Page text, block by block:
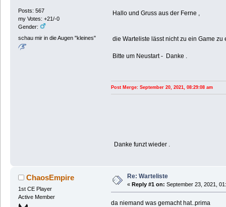
Posts: 567
my Votes: +21/-0
Gender:
schau mir in die Augen "kleines"
Hallo und Gruss aus der Ferne ,
die Warteliste lässt nicht zu ein Game
Bitte um Neustart - Danke .
Post Merge: September 20, 2021, 08:29:08 am
Danke funzt wieder .
ChaosEmpire
1st CE Player
Active Member
Re: Warteliste
« Reply #1 on: September 23, 2021,
da niemand was gemacht hat..prima